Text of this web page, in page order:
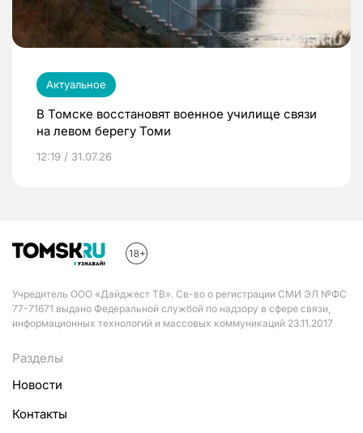
Актуальное
В Томске восстановят военное училище связи
на левом берегу Томи
12:19 / 31.07.26
Учредитель ООО «Дайджест ТВ». Св-во о регистрации СМИ ЭЛ №ФС
77-71671 выдано Федеральной службой по надзору в сфере связи,
информационных технологий и массовых коммуникаций 23.11.2017
Разделы
Новости
Контакты